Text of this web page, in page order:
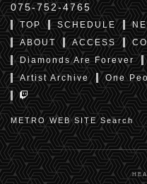
075-752-4765
TOP SCHEDULE
ABOUT
ACCESS
Diamonds Are Forever
Artist Archive
One
METRO WEB SITE Search